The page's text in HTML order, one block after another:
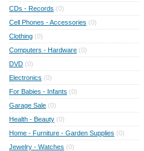
CDs - Records (0)
Cell Phones - Accessories (0)
Clothing (0)
Computers - Hardware (0)
DVD (0)
Electronics (0)
For Babies - Infants (0)
Garage Sale (0)
Health - Beauty (0)
Home - Furniture - Garden Supplies (0)
Jewelry - Watches (0)